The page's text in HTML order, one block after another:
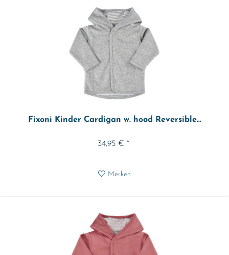
Fixoni Kinder Cardigan w. hood Reversible...
34,95 € *
Merken